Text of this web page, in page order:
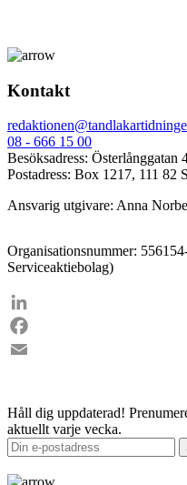
Kontakt
08 - 666 15 00
Besöksadress: Österlånggatan
Postadress: Box 1217, 111 82
Ansvarig utgivare: Anna
Organisationsnummer:
Serviceaktiebolag)
LinkedIn
Facebook
Håll dig uppdaterad!
aktuellt varje vecka.